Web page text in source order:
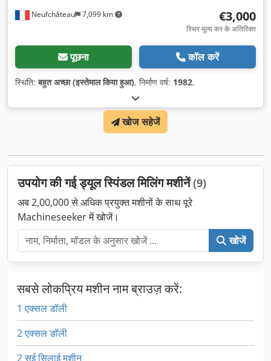
Neufchâteau 7,099 km €3,000
स्थिर मूल्य कर के अतिरिक्त
पूछना कॉल करें
स्थिति:बहुत अच्छा (इस्तेमाल किया हुआ), निर्माण वर्ष: 1982,
खोज सहेजें
उपयोग की गई ड्यूल स्पिंडल मिलिंग मशीनें(9)
अब 2,00,000 से अधिक प्रयुक्त मशीनों के साथ पूरे
Machineseeker में खोजें।
खोजें
सबसे लोकप्रिय मशीन नाम ब्राउज़ करें:
1 एक्सल डॉली
2 एक्सल डॉली
2 सुई सिलाई मशीन